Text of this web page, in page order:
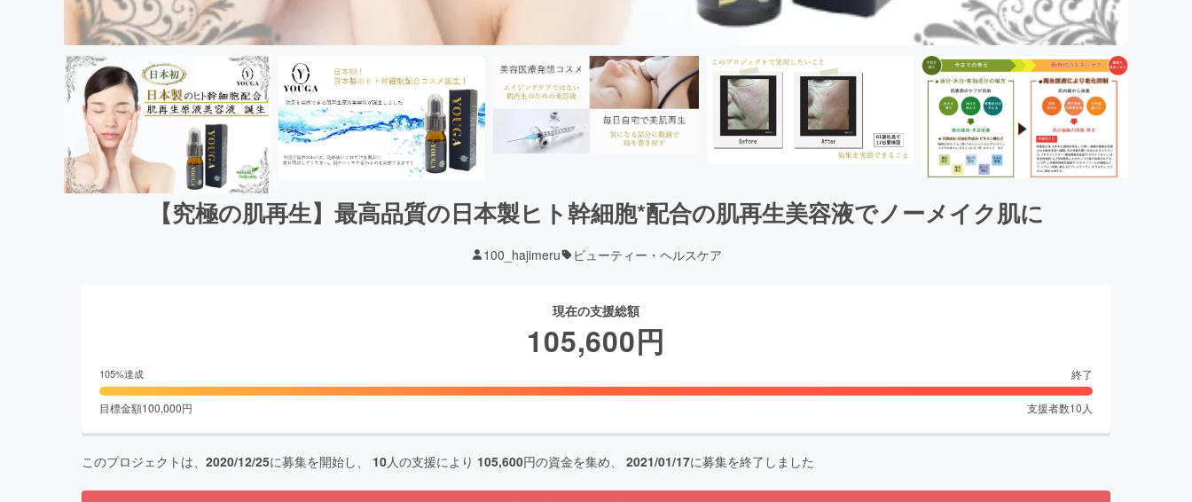
【究極の肌再生】最高品質の日本製ヒト幹細胞*配合の肌再生美容液でノーメイク肌に
100_hajimeru ビューティー・ヘルスケア
現在の支援総額
105,600円
105%達成 終了
目標金額100,000円 支援者数10 人
このプロジェクトは、 2020/12/25に募集を開始し、 10人の支援により 105,600円の資金を集め、 2021/01/17に募集を終了しました